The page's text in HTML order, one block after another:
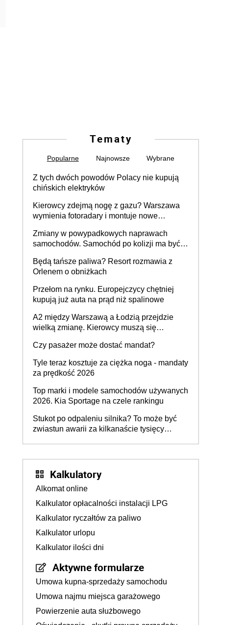
Tematy
Popularne Najnowsze Wybrane
Z tych dwóch powodów Polacy nie kupują
chińskich elektryków
Kierowcy zdejmą nogę z gazu? Warszawa
wymienia fotoradary i montuje nowe
Zmiany w powypadkowych naprawach
samochodów. Samochód po kolizji ma być
technologią producenta
Będą tańsze paliwa? Resort rozmawia z
Orlenem o obniżkach
Przełom na rynku. Europejczycy chętniej
kupują już auta na prąd niż spalinowe
A2 między Warszawą a Łodzią przejdzie
wielką zmianę. Kierowcy muszą się
Czy pasażer może dostać mandat?
Tyle teraz kosztuje za ciężka noga - mandaty
za prędkość 2026
Top marki i modele samochodów używanych
2026. Kia Sportage na czele rankingu
Stukot po odpaleniu silnika? To może być
zwiastun awarii za kilkanaście tysięcy
Kalkulatory
Alkomat online
Kalkulator opłacalności instalacji LPG
Kalkulator ryczałtów za paliwo
Kalkulator urlopu
Kalkulator ilości dni
Aktywne formularze
Umowa kupna-sprzedaży samochodu
Umowa najmu miejsca garażowego
Powierzenie auta służbowego